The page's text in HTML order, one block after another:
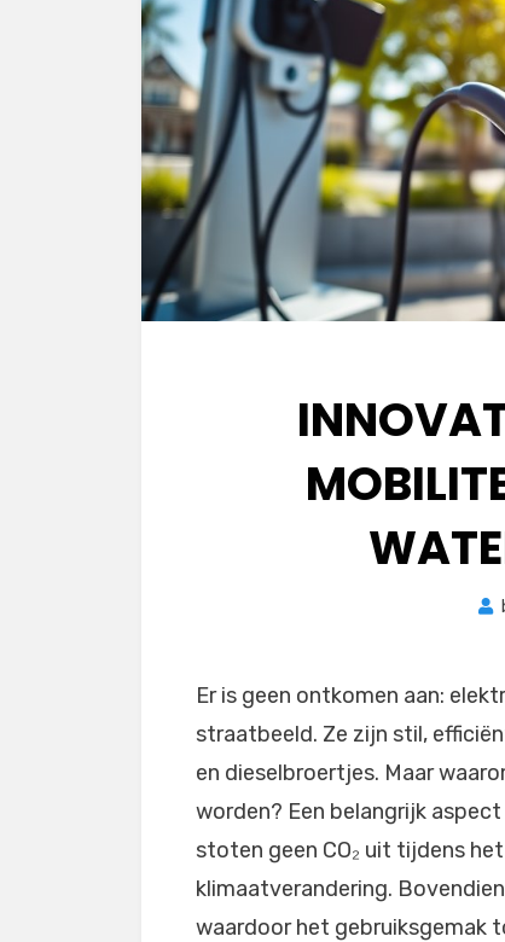
Er is geen ontkomen aan:
straatbeeld. Ze zijn stil,
en dieselbroertjes. Maar
worden? Een belangrijk
stoten geen CO₂ uit tijdens
klimaatverandering.
waardoor het gebruiksgemak